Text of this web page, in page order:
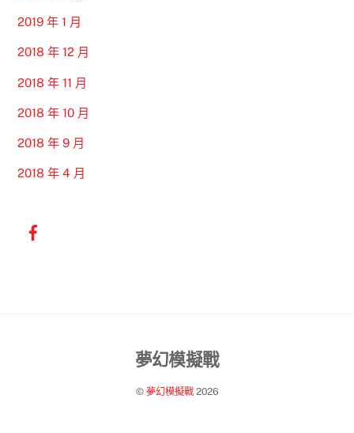
2019 年 1 月
2018 年 12 月
2018 年 11 月
2018 年 10 月
2018 年 9 月
2018 年 4 月
Back
Top
夢幻模擬戰
© 夢幻模擬戰2026